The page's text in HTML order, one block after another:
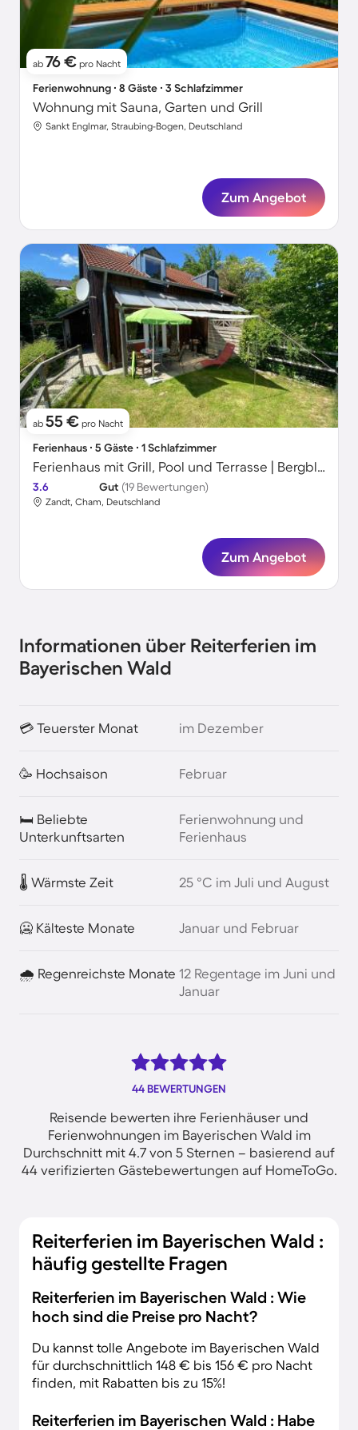
ab 76 € pro Nacht
Ferienwohnung ∙ 8 Gäste ∙ 3 Schlafzimmer
Wohnung mit Sauna, Garten und Grill
Sankt Englmar, Straubing-Bogen, Deutschland
Zum Angebot
ab 55 € pro Nacht
Ferienhaus ∙ 5 Gäste ∙ 1 Schlafzimmer
Ferienhaus mit Grill, Pool und Terrasse | Bergblick | Ideal für Homeoffice
3.6 Gut (19 Bewertungen)
Zandt, Cham, Deutschland
Zum Angebot
Informationen über Reiterferien im
Bayerischen Wald
💳 Teuerster Monat im Dezember
🥳 Hochsaison Februar
🛏️ Beliebte
Unterkunftsarten
Ferienwohnung und
Ferienhaus
🌡️ Wärmste Zeit 25 °C im Juli und August
🥶 Kälteste Monate Januar und Februar
🌧️ Regenreichste Monate 12 Regentage im Juni und
Januar
44 BEWERTUNGEN
Reisende bewerten ihre Ferienhäuser und
Ferienwohnungen im Bayerischen Wald im
Durchschnitt mit 4.7 von 5 Sternen – basierend auf
44 verifizierten Gästebewertungen auf HomeToGo.
Reiterferien im Bayerischen Wald :
häufig gestellte Fragen
Reiterferien im Bayerischen Wald : Wie
hoch sind die Preise pro Nacht?
Du kannst tolle Angebote im Bayerischen Wald
für durchschnittlich 148 € bis 156 € pro Nacht
finden, mit Rabatten bis zu 15%!
Reiterferien im Bayerischen Wald : Habe